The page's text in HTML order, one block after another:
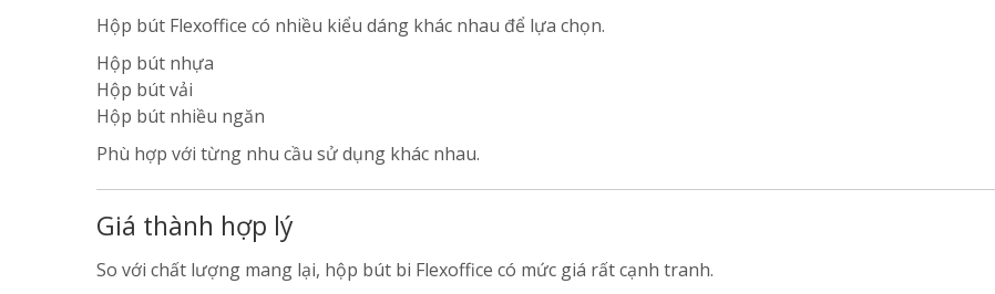
Hộp bút Flexoffice có nhiều kiểu dáng khác nhau để lựa chọn.
Hộp bút nhựa
Hộp bút vải
Hộp bút nhiều ngăn
Phù hợp với từng nhu cầu sử dụng khác nhau.
Giá thành hợp lý
So với chất lượng mang lại, hộp bút bi Flexoffice có mức giá rất cạnh tranh.